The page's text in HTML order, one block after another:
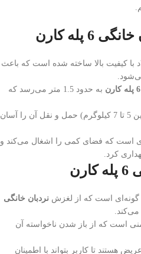
6 پله کارن
با کیفیت بالا ساخته شده است که باعث
به حدود 1.5 متر می‌رسد که
وزن: وزن سبک این نردبان (معمولاً بین 5 تا 7 کیلوگرم) حمل و نقل آن را آسان
است که فضای کمی را اشغال می‌کند و
کرد.
گونه‌ای است که از لغزش نردبان خانگی
می‌کند.
است که از باز شدن ناخواسته آن
هستند تا کاربر بتواند با اطمینان